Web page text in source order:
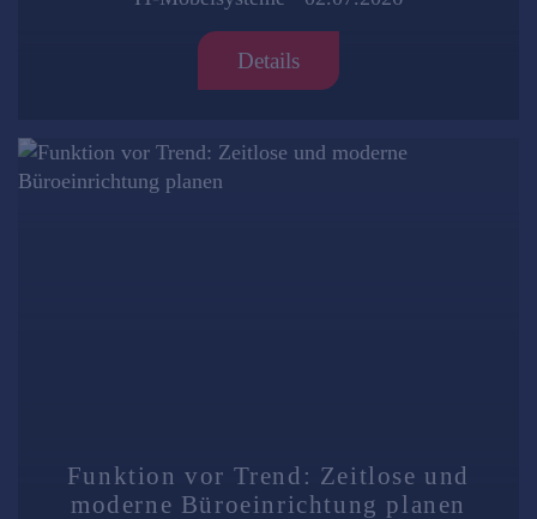
Details
Funktion vor Trend: Zeitlose und
moderne Büroeinrichtung planen